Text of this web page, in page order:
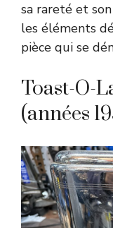
sa rareté et
les éléments
pièce qui se
Toast-O-
(années